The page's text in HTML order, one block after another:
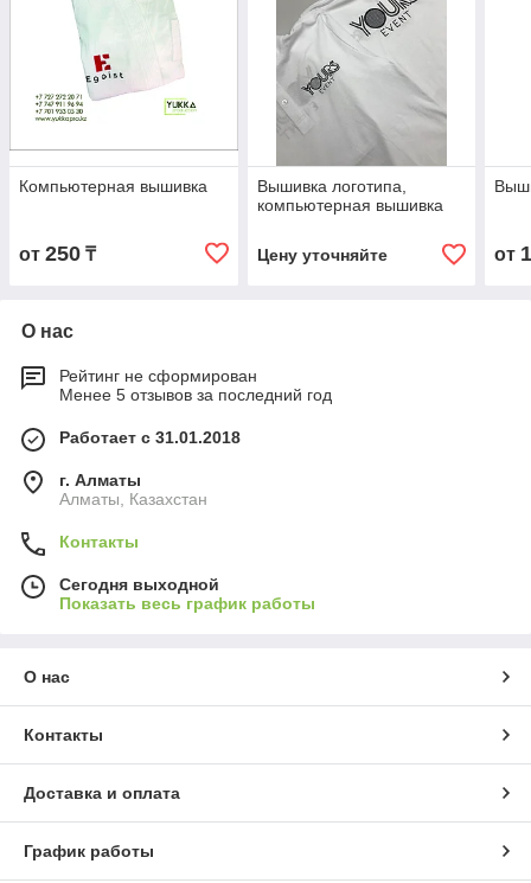
Компьютерная вышивка
от 250 ₸
Вышивка логотипа,
компьютерная вышивка
Цену уточняйте от
О нас
Рейтинг не сформирован
Менее 5 отзывов за последний год
Работает с 31.01.2018
г. Алматы
Алматы, Казахстан
Контакты
Сегодня выходной
Показать весь график работы
О нас
Контакты
Доставка и оплата
График работы